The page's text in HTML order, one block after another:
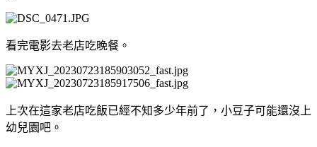
看完電影去老店吃晚餐。
上次在這家老店吃飯已經不知多少年前了，小豆子可能還沒上
幼兒園吧。